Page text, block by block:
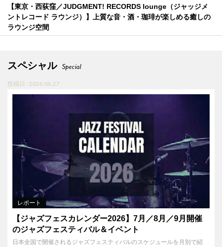
【東京・西荻窪／JUDGMENT! RECORDS lounge（ジャッジメ
ントレコード ラウンジ）】上質な音・酒・珈琲が楽しめる癒しの
ラウンジ空間
スペシャル Special
投稿日 : 2026.06.27
レポート
【ジャズフェスカレンダー2026】7月／8月／9月開催
のジャズフェスティバル＆イベント
日本全国で開催されるジャズフェスティバルのスケジュールを月別で紹